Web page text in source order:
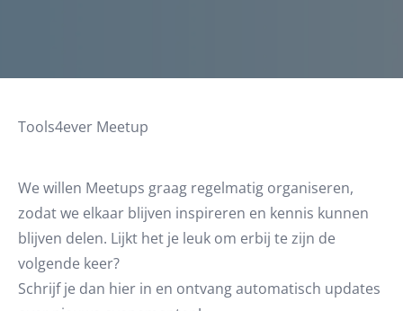
Tools4ever Meetup
We willen Meetups graag regelmatig organiseren,
zodat we elkaar blijven inspireren en kennis kunnen
blijven delen. Lijkt het je leuk om erbij te zijn de
volgende keer?
Schrijf je dan hier in en ontvang automatisch updates